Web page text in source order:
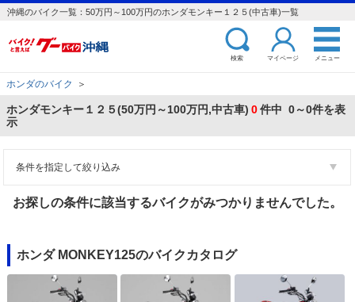
沖縄のバイク一覧：50万円～100万円のホンダモンキー１２５(中古車)一覧
検索 マイページ メニュー
ホンダのバイク ＞
ホンダモンキー１２５(50万円～100万円,中古車) 0件中 0～0件を表
示
条件を指定して絞り込み
お探しの条件に該当するバイクがみつかりませんでした。
ホンダ MONKEY125のバイクカタログ